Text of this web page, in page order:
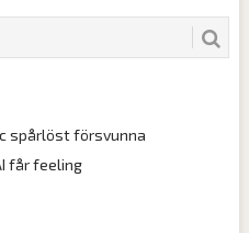
spårlöst försvunna
får feeling